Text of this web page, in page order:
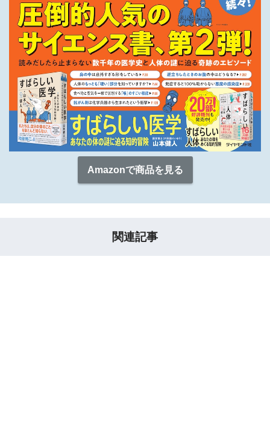
Amazonで商品を見る
関連記事